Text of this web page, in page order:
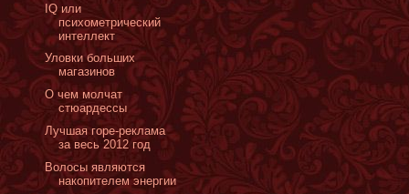
IQ или
психометрический
интеллект
Уловки больших
магазинов
О чем молчат
стюардессы
Лучшая горе-реклама
за весь 2012 год
Волосы являются
накопителем энергии